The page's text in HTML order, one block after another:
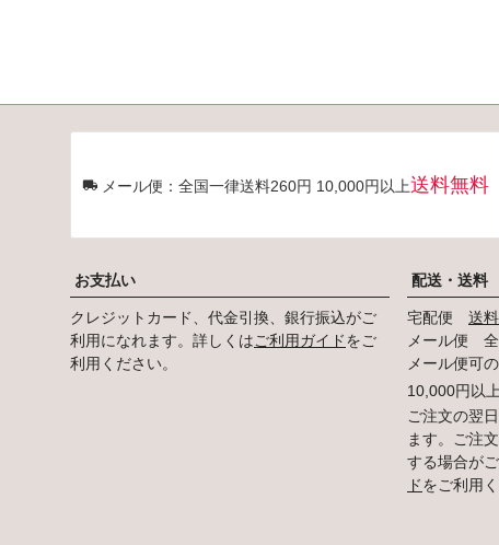
メール便：全国一律送料260円 10,000円以上送料無料
お支払い
クレジットカード、代金引換、銀行振込がご
利用になれます。詳しくはご利用ガイドをご
利用ください。
配送・送料
宅配便 送
メール便
メール便可
10,000円以
ご注文の翌
ます。ご注
する場合が
ドをご利用く